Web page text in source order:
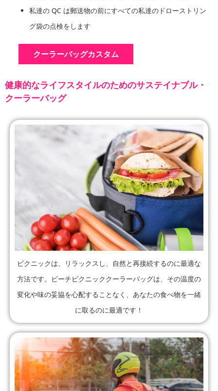
私達の QC は郵送物の前にすべての私達のドローストリン
グ袋の点検をします
クーラーバッグカスタム
健康的なライフスタイルのためのサステイナブル・
クーラーバッグ
ピクニックは、リラックスし、自然と再接続するのに最適な
方法です。ビーチピクニッククーラーバッグは、その温度の
変化や味の妥協を心配することなく、あなたの食べ物を一緒
に取るのに最適です！